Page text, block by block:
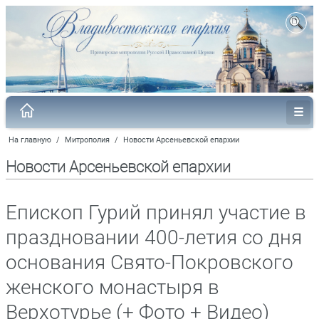
На главную / Митрополия / Новости Арсеньевской епархии
Новости Арсеньевской епархии
Епископ Гурий принял участие в
праздновании 400-летия со дня
основания Свято-Покровского
женского монастыря в
Верхотурье (+ Фото + Видео)